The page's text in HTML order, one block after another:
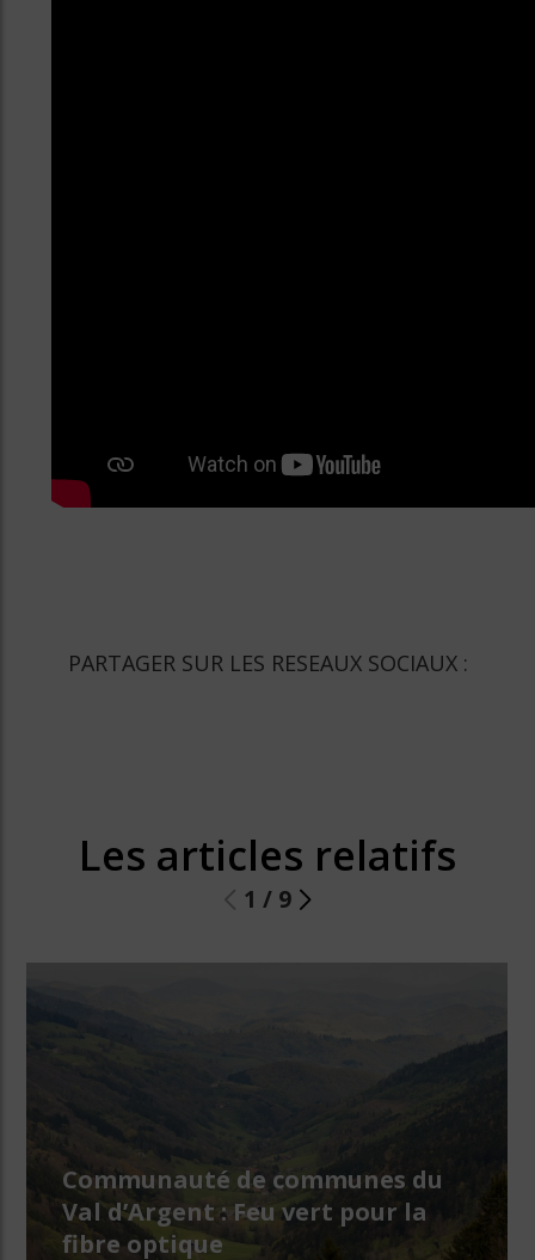
PARTAGER SUR LES RESEAUX SOCIAUX :
Les articles relatifs
1 / 9
Communauté de communes du
Val d’Argent : Feu vert pour la
fibre optique